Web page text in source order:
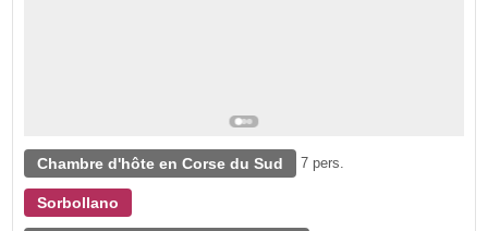
Chambre d'hôte en Corse du Sud 7 pers.
Sorbollano